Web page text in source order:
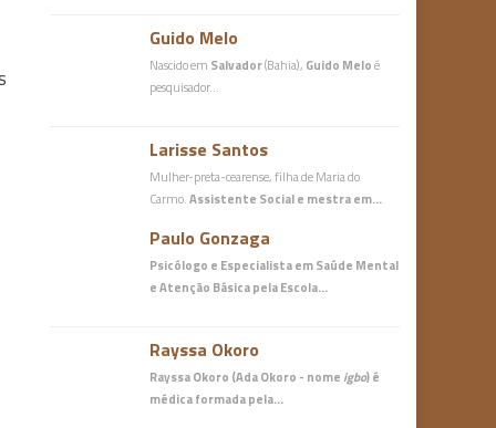
Guido Melo
Nascido em Salvador(Bahia), Guido Meloé
pesquisador…
Larisse Santos
Mulher-preta-cearense, filha de Maria do
Carmo.Assistente Social e mestra em…
Paulo Gonzaga
Psicólogo e Especialista em Saúde Mental
e Atenção Básicapela Escola…
Rayssa Okoro
Rayssa Okoro (Ada Okoro - nome igbo) é
médicaformada pela…